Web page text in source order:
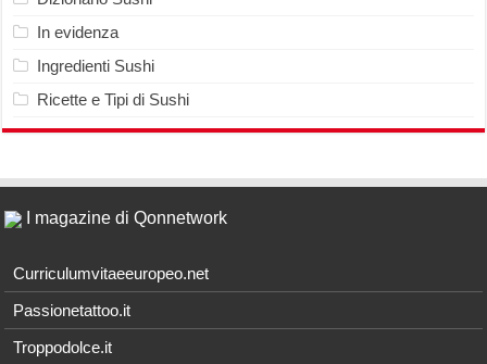
In evidenza
Ingredienti Sushi
Ricette e Tipi di Sushi
I magazine di Qonnetwork
Curriculumvitaeeuropeo.net
Passionetattoo.it
Troppodolce.it